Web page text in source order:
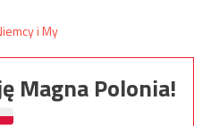
Magna Polonia!